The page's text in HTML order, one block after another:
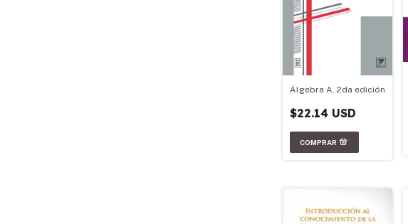
Álgebra A. 2da edición
$22.14 USD